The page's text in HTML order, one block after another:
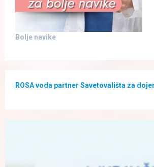
Bolje navike
ROSA voda partner Savetovališta za